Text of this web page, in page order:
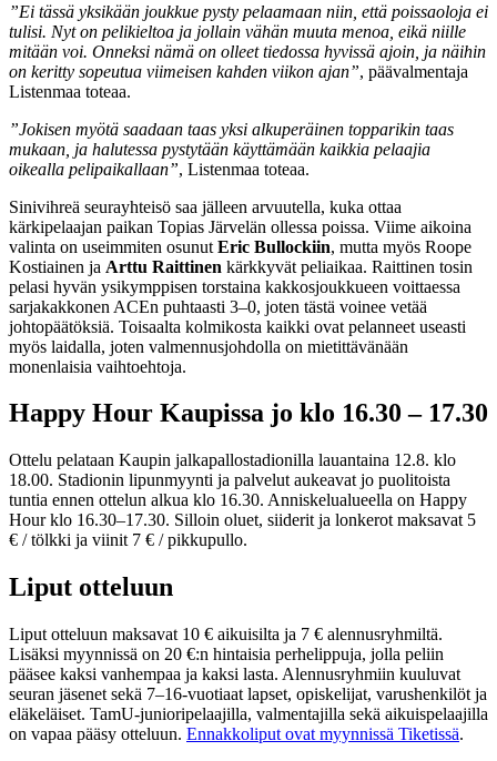
”Ei tässä yksikään joukkue pysty pelaamaan niin, että poissaoloja ei
tulisi. Nyt on pelikieltoa ja jollain vähän muuta menoa, eikä niille
mitään voi. Onneksi nämä on olleet tiedossa hyvissä ajoin, ja näihin
on keritty sopeutua viimeisen kahden viikon ajan”, päävalmentaja
Listenmaa toteaa.
”Jokisen myötä saadaan taas yksi alkuperäinen topparikin taas
mukaan, ja halutessa pystytään käyttämään kaikkia pelaajia
oikealla pelipaikallaan”, Listenmaa toteaa.
Sinivihreä seurayhteisö saa jälleen arvuutella, kuka ottaa
kärkipelaajan paikan Topias Järvelän ollessa poissa. Viime aikoina
valinta on useimmiten osunut Eric Bullockiin, mutta myös Roope
Kostiainen ja Arttu Raittinen kärkkyvät peliaikaa. Raittinen tosin
pelasi hyvän ysikymppisen torstaina kakkosjoukkueen voittaessa
sarjakakkonen ACEn puhtaasti 3–0, joten tästä voinee vetää
johtopäätöksiä. Toisaalta kolmikosta kaikki ovat pelanneet useasti
myös laidalla, joten valmennusjohdolla on mietittävänään
monenlaisia vaihtoehtoja.
Happy Hour Kaupissa jo klo 16.30 – 17.30
Ottelu pelataan Kaupin jalkapallostadionilla lauantaina 12.8. klo
18.00. Stadionin lipunmyynti ja palvelut aukeavat jo puolitoista
tuntia ennen ottelun alkua klo 16.30. Anniskelualueella on Happy
Hour klo 16.30–17.30. Silloin oluet, siiderit ja lonkerot maksavat 5
€ / tölkki ja viinit 7 € / pikkupullo.
Liput otteluun
Liput otteluun maksavat 10 € aikuisilta ja 7 € alennusryhmiltä.
Lisäksi myynnissä on 20 €:n hintaisia perhelippuja, jolla peliin
pääsee kaksi vanhempaa ja kaksi lasta. Alennusryhmiin kuuluvat
seuran jäsenet sekä 7–16-vuotiaat lapset, opiskelijat, varushenkilöt ja
eläkeläiset. TamU-junioripelaajilla, valmentajilla sekä aikuispelaajilla
on vapaa pääsy otteluun. Ennakkoliput ovat myynnissä Tiketissä.